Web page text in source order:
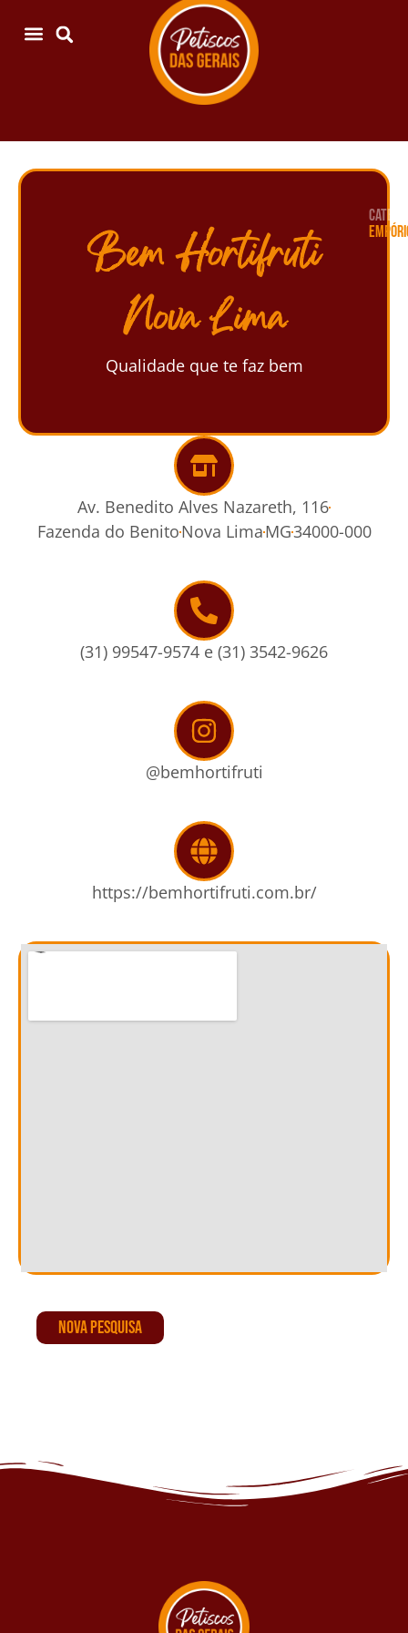
Bem Hortifruti
Nova Lima
Qualidade que te faz bem
Av. Benedito Alves Nazareth, 116
Fazenda do BenitoNova LimaMG34000-000
(31) 99547-9574 e (31) 3542-9626
@bemhortifruti
https://bemhortifruti.com.br/
NOVA PESQUISA